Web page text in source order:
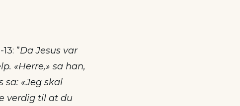
”Da Jesus var
«Herre,» sa han,
sa: «Jeg skal
verdig til at du